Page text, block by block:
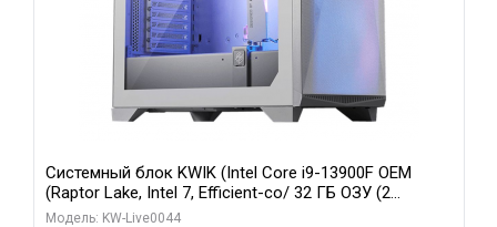
Системный блок KWIK (Intel Core i9-13900F OEM
(Raptor Lake, Intel 7, Efficient-co/ 32 ГБ ОЗУ (2
модуля)/ Gigabyte RTX5070Ti AERO OC 16GB GDDR7
Модель: KW-Live0044